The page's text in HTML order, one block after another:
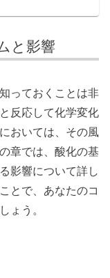
と影響
っておくことは非
反応して化学変化
おいては、その風
章では、酸化の基
影響について詳し
とで、あなたのコ
ょう。